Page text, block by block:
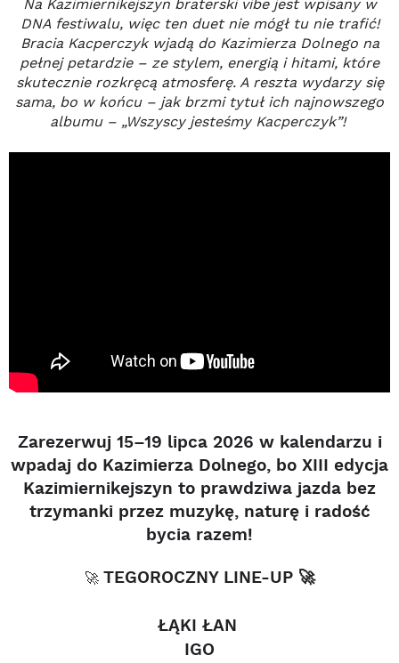
Na Kazimiernikejszyn braterski vibe jest wpisany w
DNA festiwalu, więc ten duet nie mógł tu nie trafić!
Bracia Kacperczyk wjadą do Kazimierza Dolnego na
pełnej petardzie – ze stylem, energią i hitami, które
skutecznie rozkręcą atmosferę. A reszta wydarzy się
sama, bo w końcu – jak brzmi tytuł ich najnowszego
albumu – „Wszyscy jesteśmy Kacperczyk”!
Zarezerwuj 15–19 lipca 2026 w kalendarzu i
wpadaj do Kazimierza Dolnego, bo XIII edycja
Kazimiernikejszyn to prawdziwa jazda bez
trzymanki przez muzykę, naturę i radość
bycia razem!
🚀 TEGOROCZNY LINE-UP 🚀
ŁĄKI ŁAN
IGO